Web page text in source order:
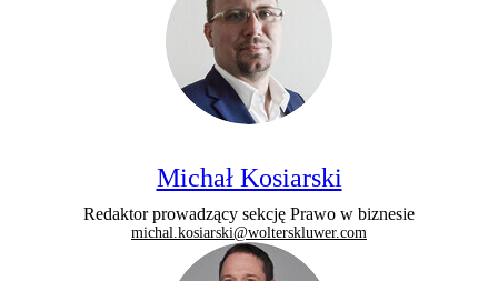
Michał Kosiarski
Redaktor prowadzący sekcję Prawo w biznesie
michal.kosiarski@wolterskluwer.com